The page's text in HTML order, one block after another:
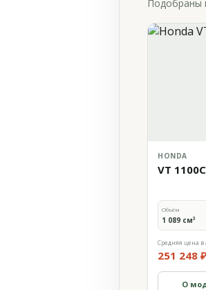
Подобраны
HONDA
VT
Объём
1 089 см³
Средняя цена в
251 248 ₽
О